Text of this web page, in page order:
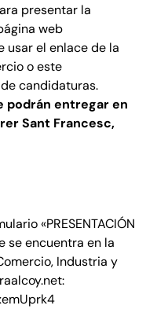
presentar la
web
usar el enlace de la
o este
candidaturas.
podrán entregar en
Sant Francesc,
«PRESENTACIÓN
se encuentra en la
Industria y